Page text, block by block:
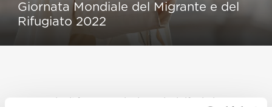
Giornata Mondiale del Migrante e del
Rifugiato 2022